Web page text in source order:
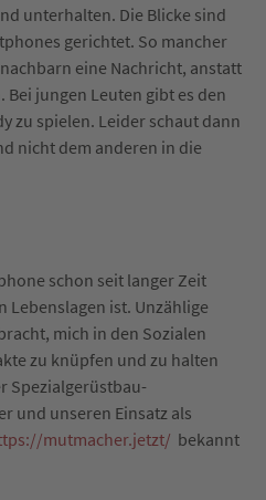
unterhalten. Die Blicke sind
gerichtet. So mancher
eine Nachricht, anstatt
jungen Leuten gibt es den
zu spielen. Leider schaut dann
nicht dem anderen in die
schon seit langer Zeit
Lebenslagen ist. Unzählige
mich in den Sozialen
zu knüpfen und zu halten
Spezialgerüstbau-
und unseren Einsatz als
mutmacher.jetzt/ bekannt